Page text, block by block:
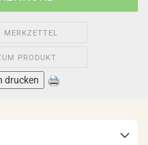
MERKZETTEL
PRODUKT
drucken